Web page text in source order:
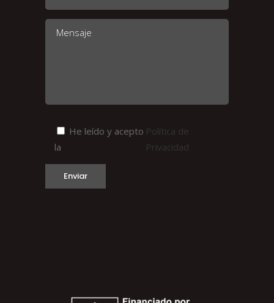
He leído y acepto
la
Política de
Privacidad